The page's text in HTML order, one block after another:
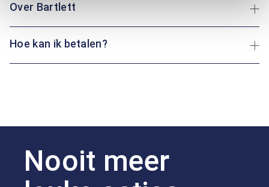
Over Bartlett
Hoe kan ik betalen?
Nooit meer